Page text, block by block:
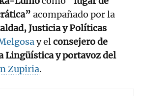
acompañado por la
Justicia y Políticas
y elconsejero de
Lingüística y portavoz del
Zupiria.